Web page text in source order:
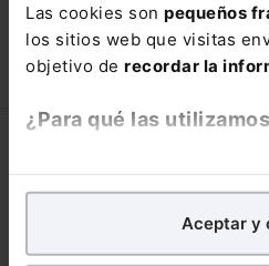
Las cookies son pequeños
los sitios web que visitas
objetivo de recordar la
¿Para qué las
analíticospara tratar de
nuestra página web.
para poder mostrarte
Aceptar y
Lefebvre
Trabaja con nosotros